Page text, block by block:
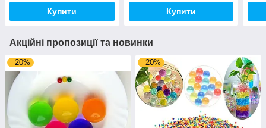
Купити Купити
Акційні пропозиції та новинки
–20% –20%